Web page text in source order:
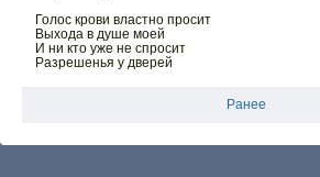
Голос крови властно просит
Выхода в душе моей
И ни кто уже не спросит
Разрешенья у дверей
Ранее